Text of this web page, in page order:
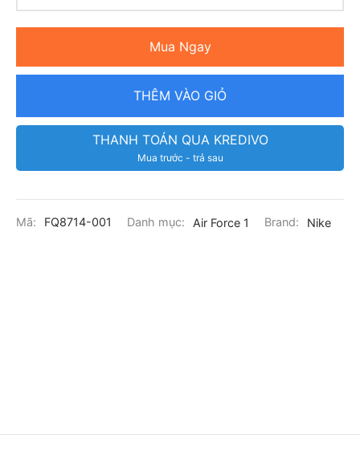
Mua Ngay
THÊM VÀO GIỎ
THANH TOÁN QUA KREDIVO
Mua trước - trả sau
Mã: FQ8714-001 Danh mục: Air Force 1 Brand: Nike